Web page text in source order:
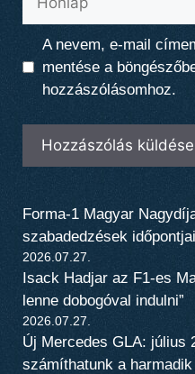
A nevem, e-mail
mentése a
hozzászólásomhoz.
Forma-1 Magyar
szabadedzések
2026.07.27.
Isack Hadjar az F1-es
lenne dobogóval indulni”
2026.07.27.
Új Mercedes GLA: július
számíthatunk a